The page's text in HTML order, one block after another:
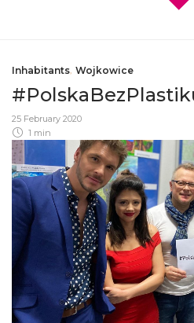
Inhabitants, Wojkowice
25 February 2020
1 min